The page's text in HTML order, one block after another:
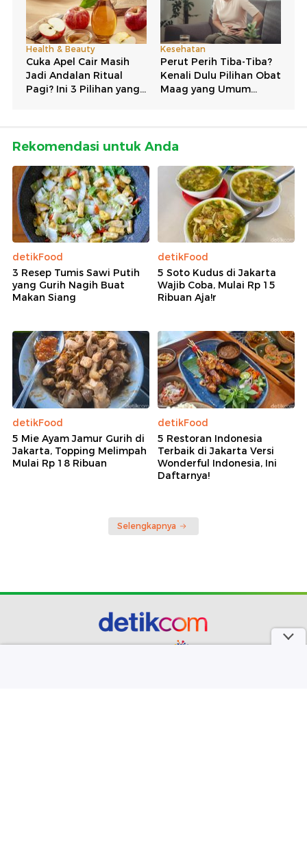
Rekomendasi untuk Anda
detikFood
3 Resep Tumis Sawi Putih
yang Gurih Nagih Buat
Makan Siang
detikFood
5 Soto Kudus di Jakarta
Wajib Coba, Mulai Rp 15
Ribuan Aja!r
detikFood
5 Mie Ayam Jamur Gurih di
Jakarta, Topping Melimpah
Mulai Rp 18 Ribuan
detikFood
5 Restoran Indonesia
Terbaik di Jakarta Versi
Wonderful Indonesia, Ini
Daftarnya!
Selengkapnya